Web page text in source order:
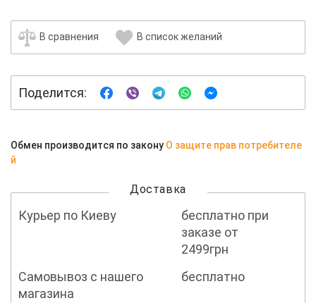
В сравнения В список желаний
Поделится:
Обмен производится по закону О защите прав потребителе
й
Доставка
Курьер по Киеву
бесплатно при
заказе от
2499грн
Самовывоз с нашего
магазина
бесплатно